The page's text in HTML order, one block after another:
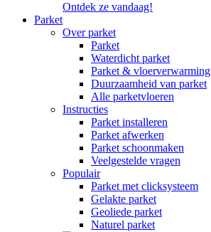
Ontdek ze vandaag!
Parket
Over parket
Parket
Waterdicht parket
Parket & vloerverwarming
Duurzaamheid van parket
Alle parketvloeren
Instructies
Parket installeren
Parket afwerken
Parket schoonmaken
Veelgestelde vragen
Populair
Parket met clicksysteem
Gelakte parket
Geoliede parket
Naturel parket